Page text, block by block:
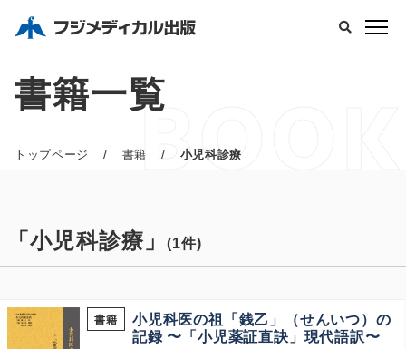
書籍一覧BOOK
トップページ / 書籍 / 小児科診療
「小児科診療」(1件)
書籍
小児科医の祖「銭乙」（せんいつ）の
記録 〜「小児薬証直訣」現代語訳〜